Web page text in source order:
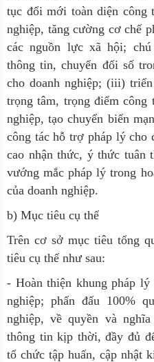
tục đổi mới toàn diện công
nghiệp, tăng cường cơ chế
các nguồn lực xã hội;
thông tin, chuyển đổi số
cho doanh nghiệp; (iii)
trọng tâm, trọng điểm công
nghiệp, tạo chuyển biến
công tác hỗ trợ pháp lý cho
cao nhận thức, ý thức tuân
vướng mắc pháp lý trong
của doanh nghiệp.
b) Mục tiêu cụ thể
Trên cơ sở mục tiêu tổng
tiêu cụ thể như sau:
- Hoàn thiện khung pháp
nghiệp; phấn đấu 100%
nghiệp, về quyền và
thông tin kịp thời, đầy đủ
tổ chức tập huấn, cập nhật